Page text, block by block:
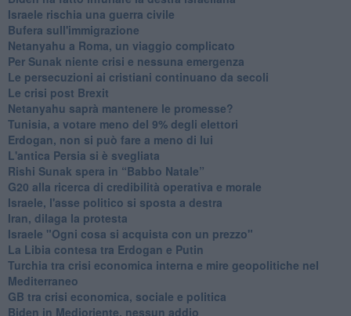
Israele rischia una guerra civile
Bufera sull'immigrazione
Netanyahu a Roma, un viaggio complicato
Per Sunak niente crisi e nessuna emergenza
Le persecuzioni ai cristiani continuano da secoli
Le crisi post Brexit
Netanyahu saprà mantenere le promesse?
Tunisia, a votare meno del 9% degli elettori
Erdogan, non si può fare a meno di lui
L'antica Persia si è svegliata
Rishi Sunak spera in “Babbo Natale”
G20 alla ricerca di credibilità operativa e morale
Israele, l'asse politico si sposta a destra
Iran, dilaga la protesta
Israele "Ogni cosa si acquista con un prezzo"
La Libia contesa tra Erdogan e Putin
Turchia tra crisi economica interna e mire geopolitiche nel
Mediterraneo
GB tra crisi economica, sociale e politica
Biden in Medioriente, nessun addio